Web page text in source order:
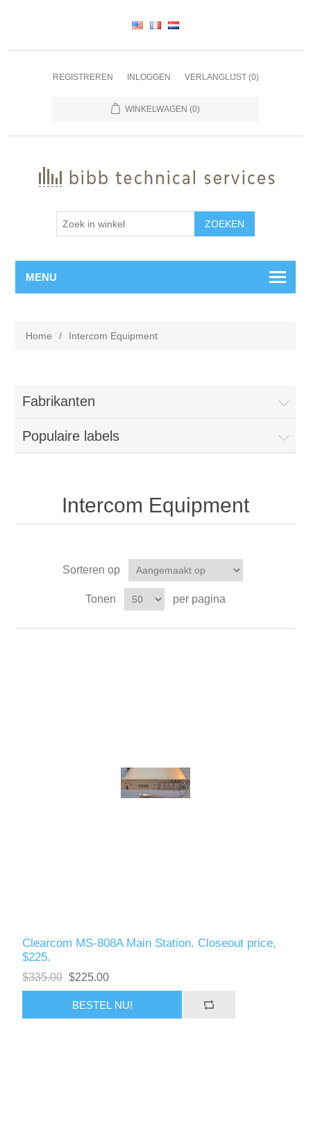
REGISTREREN INLOGGEN VERLANGLIJST (0)
WINKELWAGEN (0)
ZOEKEN
MENU
Home / Intercom Equipment
Fabrikanten
Populaire labels
Intercom Equipment
Sorteren op
Tonen per pagina
Clearcom MS-808A Main Station. Closeout price,
$225.
$335.00 $225.00
BESTEL NU!